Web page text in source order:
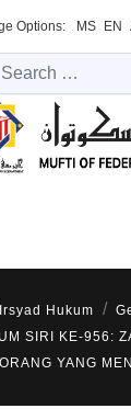
Options: MS EN
Irsyad Hukum
SIRI KE-956:
YANG